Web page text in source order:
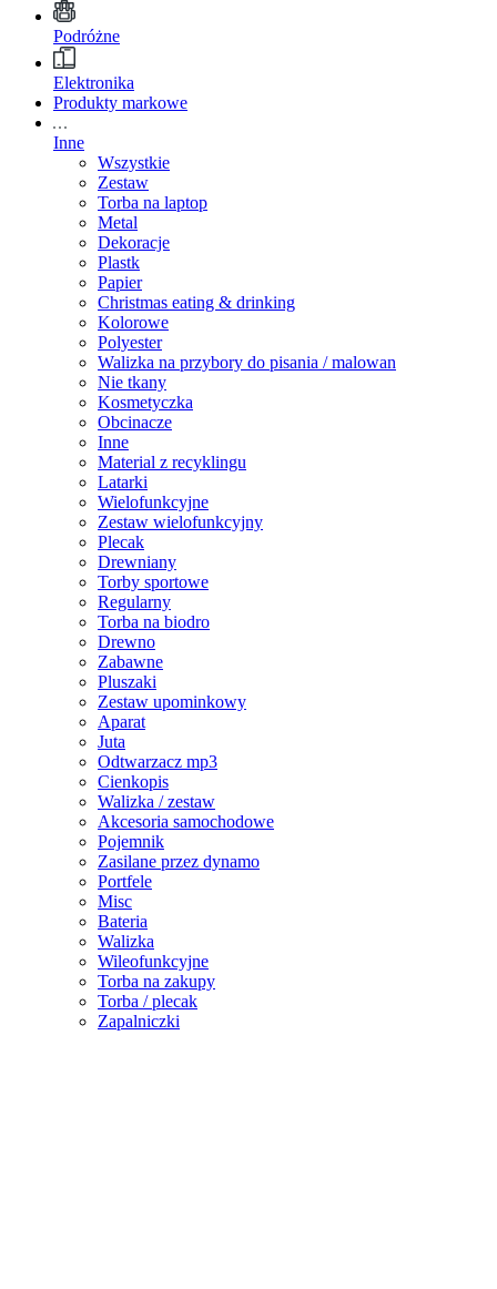
Podróżne
Elektronika
Produkty markowe
Inne
Wszystkie
Zestaw
Torba na laptop
Metal
Dekoracje
Plastk
Papier
Christmas eating & drinking
Kolorowe
Polyester
Walizka na przybory do pisania / malowan
Nie tkany
Kosmetyczka
Obcinacze
Inne
Material z recyklingu
Latarki
Wielofunkcyjne
Zestaw wielofunkcyjny
Plecak
Drewniany
Torby sportowe
Regularny
Torba na biodro
Drewno
Zabawne
Pluszaki
Zestaw upominkowy
Aparat
Juta
Odtwarzacz mp3
Cienkopis
Walizka / zestaw
Akcesoria samochodowe
Pojemnik
Zasilane przez dynamo
Portfele
Misc
Bateria
Walizka
Wileofunkcyjne
Torba na zakupy
Torba / plecak
Zapalniczki